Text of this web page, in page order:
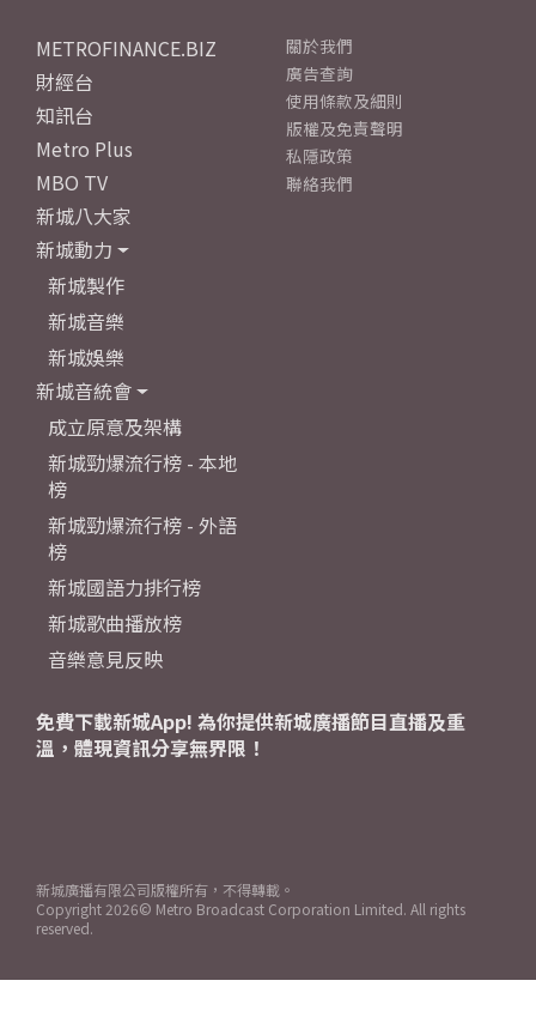
METROFINANCE.BIZ
財經台
知訊台
Metro Plus
MBO TV
新城八大家
新城動力
新城製作
新城音樂
新城娛樂
新城音統會
成立原意及架構
新城勁爆流行榜 - 本地
榜
新城勁爆流行榜 - 外語
榜
新城國語力排行榜
新城歌曲播放榜
音樂意見反映
關於我們
廣告查詢
使用條款及細則
版權及免責聲明
私隱政策
聯絡我們
免費下載新城App! 為你提供新城廣播節目直播及重
溫，體現資訊分享無界限！
新城廣播有限公司版權所有，不得轉載。
Copyright 2026© Metro Broadcast Corporation Limited. All rights
reserved.